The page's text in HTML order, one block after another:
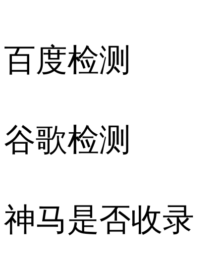
百度检测
谷歌检测
神马是否收录